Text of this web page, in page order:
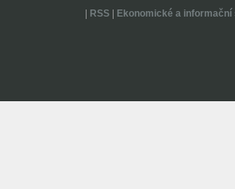
RSS| Ekonomické a